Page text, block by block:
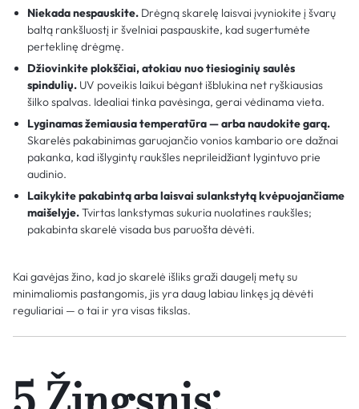
Niekada nespauskite. Drėgną skarelę laisvai įvyniokite į švarų
baltą rankšluostį ir švelniai paspauskite, kad sugertumėte
perteklinę drėgmę.
Džiovinkite plokščiai, atokiau nuo tiesioginių saulės
spindulių. UV poveikis laikui bėgant išblukina net ryškiausias
šilko spalvas. Idealiai tinka pavėsinga, gerai vėdinama vieta.
Lyginamas žemiausia temperatūra — arba naudokite garą.
Skarelės pakabinimas garuojančio vonios kambario ore dažnai
pakanka, kad išlygintų raukšles neprileidžiant lygintuvo prie
audinio.
Laikykite pakabintą arba laisvai sulankstytą kvėpuojančiame
maišelyje.Tvirtas lankstymas sukuria nuolatines raukšles;
pakabinta skarelė visada bus paruošta dėvėti.
Kai gavėjas žino, kad jo skarelė išliks graži daugelį metų su
minimaliomis pastangomis, jis yra daug labiau linkęs ją dėvėti
reguliariai — o tai ir yra visas tikslas.